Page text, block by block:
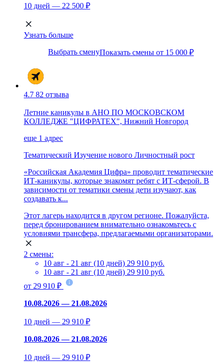
10 дней — 22 500 ₽
Узнать больше
Выбрать сменуПоказать смены от 15 000 ₽
4.7 82 отзыва
Летние каникулы в АНО ПО МОСКОВСКОМ
КОЛЛЕДЖЕ "ЦИФРАТЕХ", Нижний Новгород
еще 1 адрес
Тематический Изучение нового Личностный рост
«Российская Академия Цифра» проводит тематические
ИТ-каникулы, которые знакомят ребят с ИТ-сферой. В
зависимости от тематики смены дети изучают, как
создавать к...
Этот лагерь находится в другом регионе. Пожалуйста,
перед бронированием внимательно ознакомьтесь с
условиями трансфера, предлагаемыми организаторами.
2 смены:
10 авг - 21 авг (10 дней) 29 910 руб.
10 авг - 21 авг (10 дней) 29 910 руб.
от 29 910 ₽
10.08.2026 — 21.08.2026
10 дней — 29 910 ₽
10.08.2026 — 21.08.2026
10 дней — 29 910 ₽